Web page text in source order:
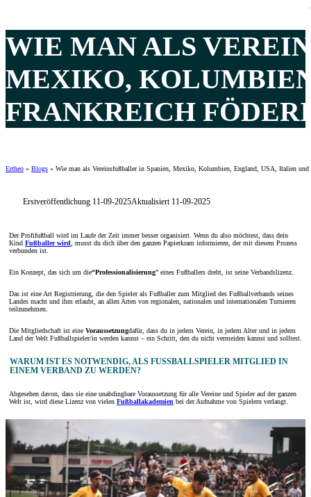
WIE MAN ALS
EXIKO, KOLUMBIEN,
RANKREICH
Ertheo » Blogs » Wie man als Vereinsfußballer in Spanien, Mexiko, Kolumbien, England, USA, Italien und
Erstveröffentlichung 11-09-2025Aktualisiert 11-09-2025
Der Profifußball wird im Laufe der Zeit immer besser organisiert. Wenn du also möchtest, dass dein
Kind Fußballer wird , musst du dich über den ganzen Papierkram informieren, der mit diesem Prozess
verbunden ist.
Ein Konzept, das sich um die“Professionalisierung” eines Fußballers dreht, ist seine Verbandslizenz.
Das ist eine Art Registrierung, die den Spieler als Fußballer zum Mitglied des Fußballverbands seines
Landes macht und ihm erlaubt, an allen Arten von regionalen, nationalen und internationalen Turnieren
teilzunehmen.
Die Mitgliedschaft ist eine Voraussetzungdafür, dass du in jedem Verein, in jedem Alter und in jedem
Land der Welt Fußballspieler/in werden kannst – ein Schritt, den du nicht vermeiden kannst und solltest.
WARUM IST ES NOTWENDIG, ALS FUSSBALLSPIELER MITGLIED IN E
INEM VERBAND ZU WERDEN?
Abgesehen davon, dass sie eine unabdingbare Voraussetzung für alle Vereine und Spieler auf der ganzen
Welt ist, wird diese Lizenz von vielen Fußballakademien bei der Aufnahme von Spielern verlangt.